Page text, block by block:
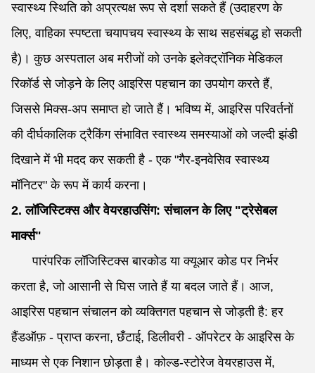
स्वास्थ्य स्थिति को अप्रत्यक्ष रूप से दर्शा सकते हैं (उदाहरण के
लिए, वाहिका स्पष्टता चयापचय स्वास्थ्य के साथ सहसंबद्ध हो सकती
है)। कुछ अस्पताल अब मरीजों को उनके इलेक्ट्रॉनिक मेडिकल
रिकॉर्ड से जोड़ने के लिए आइरिस पहचान का उपयोग करते हैं,
जिससे मिक्स-अप समाप्त हो जाते हैं। भविष्य में, आइरिस परिवर्तनों
की दीर्घकालिक ट्रैकिंग संभावित स्वास्थ्य समस्याओं को जल्दी झंडी
दिखाने में भी मदद कर सकती है - एक "गैर-इनवेसिव स्वास्थ्य
मॉनिटर" के रूप में कार्य करना।
2. लॉजिस्टिक्स और वेयरहाउसिंग: संचालन के लिए "ट्रेसेबल
मार्क्स"
पारंपरिक लॉजिस्टिक्स बारकोड या क्यूआर कोड पर निर्भर
करता है, जो आसानी से घिस जाते हैं या बदल जाते हैं। आज,
आइरिस पहचान संचालन को व्यक्तिगत पहचान से जोड़ती है: हर
हैंडऑफ़ - प्राप्त करना, छँटाई, डिलीवरी - ऑपरेटर के आइरिस के
माध्यम से एक निशान छोड़ता है। कोल्ड-स्टोरेज वेयरहाउस में,